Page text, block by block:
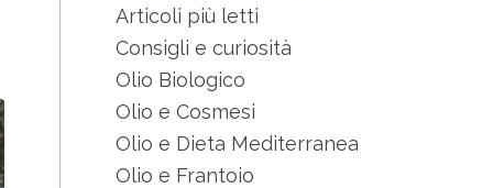
Articoli più letti
Consigli e curiosità
Olio Biologico
Olio e Cosmesi
Olio e Dieta Mediterranea
Olio e Frantoio